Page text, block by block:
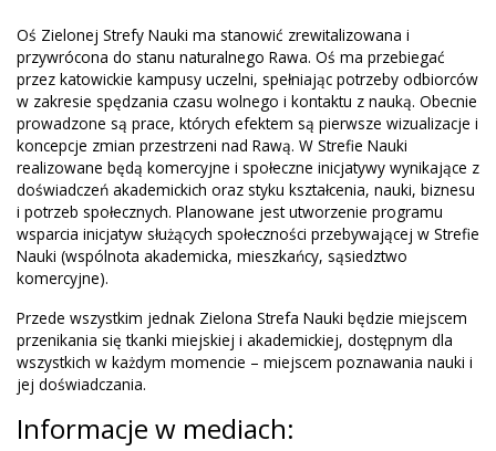
Oś Zielonej Strefy Nauki ma stanowić zrewitalizowana i
przywrócona do stanu naturalnego Rawa. Oś ma przebiegać
przez katowickie kampusy uczelni, spełniając potrzeby odbiorców
w zakresie spędzania czasu wolnego i kontaktu z nauką. Obecnie
prowadzone są prace, których efektem są pierwsze wizualizacje i
koncepcje zmian przestrzeni nad Rawą. W Strefie Nauki
realizowane będą komercyjne i społeczne inicjatywy wynikające z
doświadczeń akademickich oraz styku kształcenia, nauki, biznesu
i potrzeb społecznych. Planowane jest utworzenie programu
wsparcia inicjatyw służących społeczności przebywającej w Strefie
Nauki (wspólnota akademicka, mieszkańcy, sąsiedztwo
komercyjne).
Przede wszystkim jednak Zielona Strefa Nauki będzie miejscem
przenikania się tkanki miejskiej i akademickiej, dostępnym dla
wszystkich w każdym momencie – miejscem poznawania nauki i
jej doświadczania.
Informacje w mediach: